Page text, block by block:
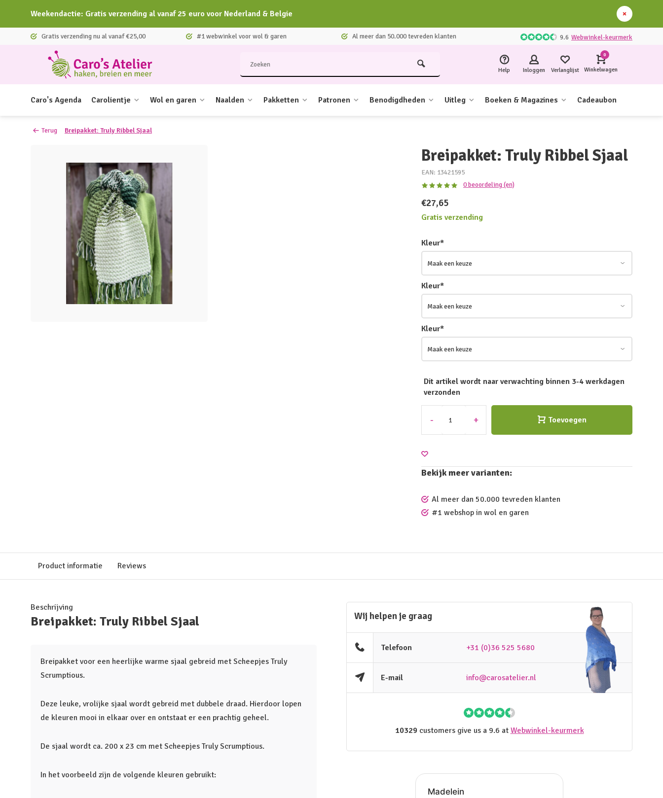
Weekendactie: Gratis verzending al vanaf 25 euro voor Nederland & Belgie
Gratis verzending nu al vanaf €25,00 #1 webwinkel voor wol & garen Al meer dan 50.000 tevreden klanten 9.6 Webwinkel-keurmerk
Help Inloggen Verlanglijst
0
Winkelwagen
Caro's Agenda Carolientje Wol en garen Naalden Pakketten Patronen Benodigdheden Uitleg Boeken & Magazines Cadeaubon
Terug Breipakket: Truly Ribbel Sjaal
Breipakket: Truly Ribbel Sjaal
EAN: 13421595
0 beoordeling (en)
€27,65
Gratis verzending
Kleur*
Kleur*
Kleur*
Dit artikel wordt naar verwachting binnen 3-4 werkdagen
verzonden
- + Toevoegen
Bekijk meer varianten:
Al meer dan 50.000 tevreden klanten
#1 webshop in wol en garen
Product informatie Reviews
Beschrijving
Breipakket: Truly Ribbel Sjaal
Breipakket voor een heerlijke warme sjaal gebreid met Scheepjes Truly
Scrumptious.
Deze leuke, vrolijke sjaal wordt gebreid met dubbele draad. Hierdoor lopen
de kleuren mooi in elkaar over en ontstaat er een prachtig geheel.
De sjaal wordt ca. 200 x 23 cm met Scheepjes Truly Scrumptious.
In het voorbeeld zijn de volgende kleuren gebruikt:
Wij helpen je graag
Telefoon +31 (0)36 525 5680
E-mail info@carosatelier.nl
10329customers give us a 9.6 at Webwinkel-keurmerk